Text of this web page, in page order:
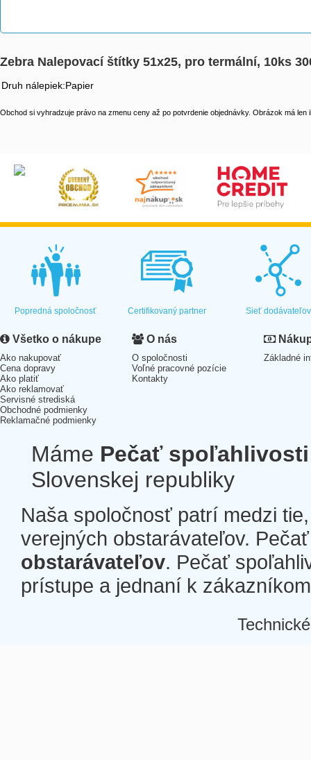
Zebra Nalepovací štítky 51x25, pro termální, 10ks
Druh nálepiek:Papier
Obchod si vyhradzuje právo na zmenu ceny až po potvrdenie objednávky. Obrázok má len
Popredná spoločnosť Certifikovaný partner Sieť dodávateľov
Všetko o nákupe
Ako nakupovať
Cena dopravy
Ako platiť
Ako reklamovať
Servisné strediská
Obchodné podmienky
Reklamačné podmienky
O nás
O spoločnosti
Voľné pracovné pozície
Kontakty
Základné
Máme Pečať spoľahlivosti
Slovenskej republiky
Naša spoločnosť patrí medzi
verejných obstarávateľov.
obstarávateľov. Pečať
prístupe a jednaní k